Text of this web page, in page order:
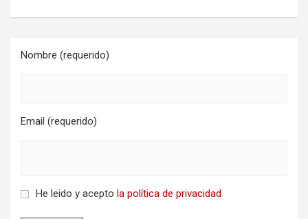
Nombre (requerido)
Email (requerido)
He leido y acepto la política de privacidad